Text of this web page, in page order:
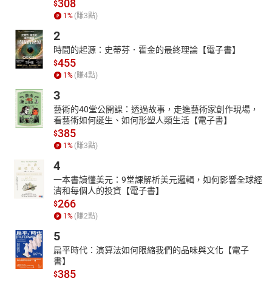
$308
1% (賺3點)
2
時間的起源：史蒂芬．霍金的最終理論【電子書】
$455
1% (賺4點)
3
藝術的40堂公開課：透過故事，走進藝術家創作現場，
看藝術如何誕生、如何形塑人類生活【電子書】
$385
1% (賺3點)
4
一本書讀懂美元：9堂課解析美元邏輯，如何影響全球經
濟和每個人的投資【電子書】
$266
1% (賺2點)
5
扁平時代：演算法如何限縮我們的品味與文化【電子
書】
$385